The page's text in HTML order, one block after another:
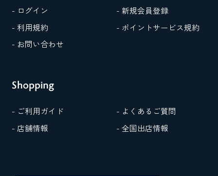
- ログイン
- 新規会員登録
- 利用規約
- ポイントサービス規約
- お問い合わせ
Shopping
- ご利用ガイド
- よくあるご質問
- 店舗情報
- 全国出店情報